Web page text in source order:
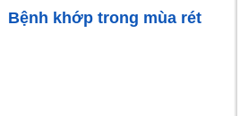
Bệnh khớp trong mùa rét